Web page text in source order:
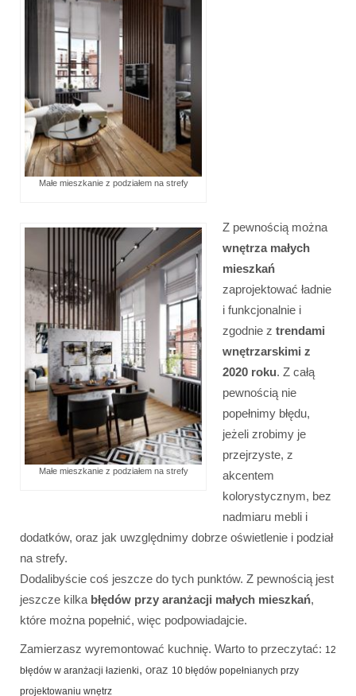
Małe mieszkanie z podziałem na strefy
Małe mieszkanie z podziałem na strefy
Z pewnością można
wnętrza małych
mieszkań
zaprojektować ładnie
i funkcjonalnie i
zgodnie z trendami
wnętrzarskimi z
2020 roku. Z całą
pewnością nie
popełnimy błędu,
jeżeli zrobimy je
przejrzyste, z
akcentem
kolorystycznym, bez
nadmiaru mebli i
dodatków, oraz jak uwzględnimy dobrze oświetlenie i podział
na strefy.
Dodalibyście coś jeszcze do tych punktów. Z pewnością jest
jeszcze kilka błędów przy aranżacji małych mieszkań,
które można popełnić, więc podpowiadajcie.
Zamierzasz wyremontować kuchnię. Warto to przeczytać: 12
błędów w aranżacji łazienki, oraz 10 błędów popełnianych przy
projektowaniu wnętrz